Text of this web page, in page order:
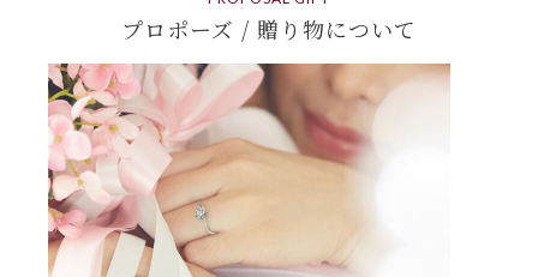
プロポーズ / 贈り物について